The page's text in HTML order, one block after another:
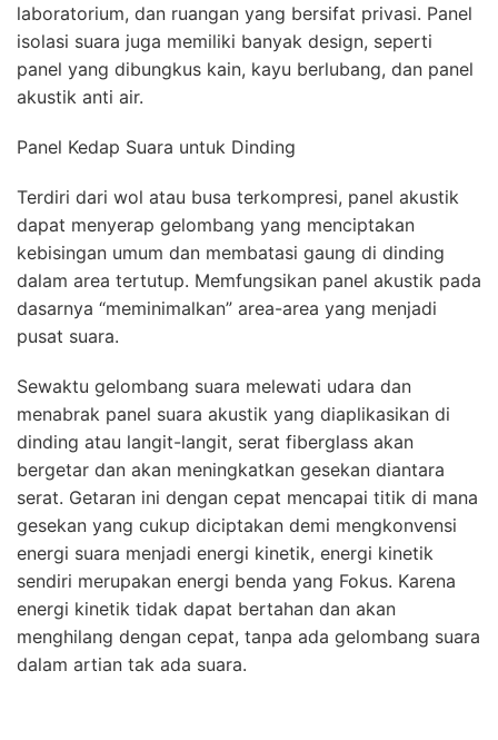
laboratorium, dan ruangan yang bersifat privasi. Panel
isolasi suara juga memiliki banyak design, seperti
panel yang dibungkus kain, kayu berlubang, dan panel
akustik anti air.
Panel Kedap Suara untuk Dinding
Terdiri dari wol atau busa terkompresi, panel akustik
dapat menyerap gelombang yang menciptakan
kebisingan umum dan membatasi gaung di dinding
dalam area tertutup. Memfungsikan panel akustik pada
dasarnya “meminimalkan” area-area yang menjadi
pusat suara.
Sewaktu gelombang suara melewati udara dan
menabrak panel suara akustik yang diaplikasikan di
dinding atau langit-langit, serat fiberglass akan
bergetar dan akan meningkatkan gesekan diantara
serat. Getaran ini dengan cepat mencapai titik di mana
gesekan yang cukup diciptakan demi mengkonvensi
energi suara menjadi energi kinetik, energi kinetik
sendiri merupakan energi benda yang Fokus. Karena
energi kinetik tidak dapat bertahan dan akan
menghilang dengan cepat, tanpa ada gelombang suara
dalam artian tak ada suara.